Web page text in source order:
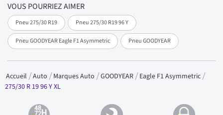
VOUS POURRIEZ AIMER
Pneu 275/30 R19 Pneu 275/30 R19 96 Y
Pneu GOODYEAR Eagle F1 Asymmetric Pneu GOODYEAR
Accueil Auto Marques Auto GOODYEAR
Eagle F1 Asymmetric
275/30 R 19 96 Y XL